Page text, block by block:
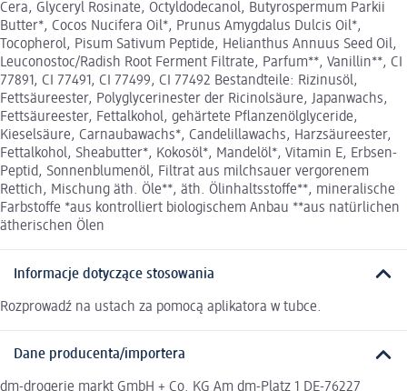
Cera, Glyceryl Rosinate, Octyldodecanol, Butyrospermum Parkii
Butter*, Cocos Nucifera Oil*, Prunus Amygdalus Dulcis Oil*,
Tocopherol, Pisum Sativum Peptide, Helianthus Annuus Seed Oil,
Leuconostoc/Radish Root Ferment Filtrate, Parfum**, Vanillin**, CI
77891, CI 77491, CI 77499, CI 77492 Bestandteile: Rizinusöl,
Fettsäureester, Polyglycerinester der Ricinolsäure, Japanwachs,
Fettsäureester, Fettalkohol, gehärtete Pflanzenölglyceride,
Kieselsäure, Carnaubawachs*, Candelillawachs, Harzsäureester,
Fettalkohol, Sheabutter*, Kokosöl*, Mandelöl*, Vitamin E, Erbsen-
Peptid, Sonnenblumenöl, Filtrat aus milchsauer vergorenem
Rettich, Mischung äth. Öle**, äth. Ölinhaltsstoffe**, mineralische
Farbstoffe *aus kontrolliert biologischem Anbau **aus natürlichen
ätherischen Ölen
Informacje dotyczące stosowania
Rozprowadź na ustach za pomocą aplikatora w tubce.
Dane producenta/importera
dm-drogerie markt GmbH + Co. KG Am dm-Platz 1 DE-76227